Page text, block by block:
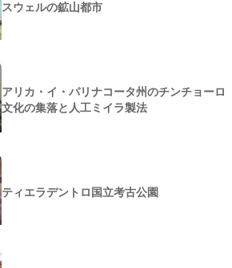
スウェルの鉱山都市
アリカ・イ・パリナコータ州のチンチョーロ
文化の集落と人工ミイラ製法
ティエラデントロ国立考古公園